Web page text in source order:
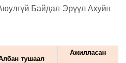
Байдал Эрүүл Ахуйн
тушаал
Ажилласан